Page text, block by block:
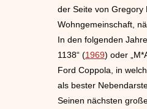
der Seite von Gregory
Wohngemeinschaft,
In den folgenden
1138“ (1969) oder
Ford Coppola, in
als bester
Seinen nächsten